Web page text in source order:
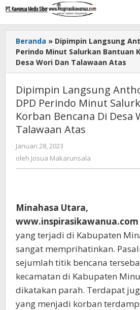
Lewati
konten
Beranda » Dipimpin Langsung
Perindo Minut Salurkan Bantuan
Desa Wori Dan Talawaan Atas
Dipimpin Langsung
DPD Perindo Minut
Korban Bencana Di Desa
Talawaan Atas
Januari 28, 2023
Josua
oleh Josua Makarunsala
Minahasa Utara,
www.inspirasikawanua.com
yang terjadi di Kabupaten
sangat memprihatinkan.
sejumlah titik bencana
kecamatan di Kabupaten
dikatakan parah. Terdapat
yang menjadi korban